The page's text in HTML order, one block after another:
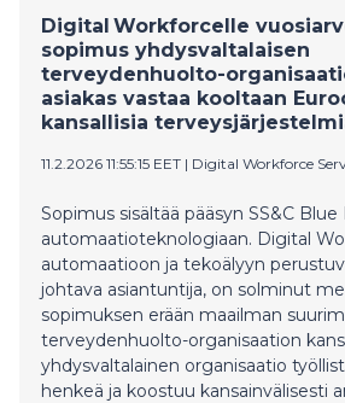
ja asiakaskokemuksen: Hoitopolun
palveluntarjoajia kustannusten,
ja asiakastyytyväisyyden
suositukset: Suosittelee
järjestyksessä selkein perusteluin
Digital Workforcelle
sopimus yhdysvaltalaisen
terveydenhuolto-
asiakas vastaa kooltaan
kansallisia
11.2.2026 11:55:15 EET | Digital Workforce
Sopimus sisältää pääsyn SS&C Blue
automaatioteknologiaan. Digital
automaatioon ja tekoälyyn
johtava asiantuntija, on solminut
sopimuksen erään maailman
terveydenhuolto-organisaation
yhdysvaltalainen organisaatio
henkeä ja koostuu kansainvälisesti